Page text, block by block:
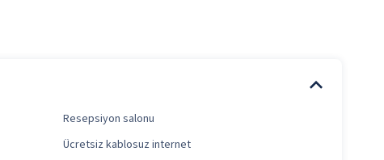
Resepsiyon salonu
Ücretsiz kablosuz internet